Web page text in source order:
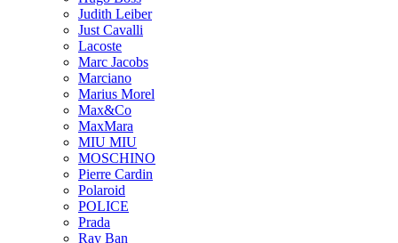
Judith Leiber
Just Cavalli
Lacoste
Marc Jacobs
Marciano
Marius Morel
Max&Co
MaxMara
MIU MIU
MOSCHINO
Pierre Cardin
Polaroid
POLICE
Prada
Ray Ban